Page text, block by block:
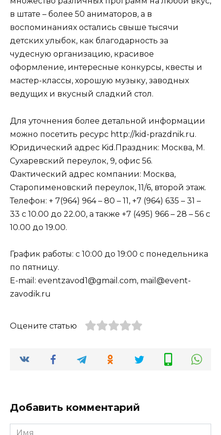
в штате – более 50 аниматоров, а в
воспоминаниях остались свыше тысячи
детских улыбок, как благодарность за
чудесную организацию, красивое
оформление, интересные конкурсы, квесты и
мастер-классы, хорошую музыку, заводных
ведущих и вкусный сладкий стол.
Для уточнения более детальной информации
можно посетить ресурс http://kid-prazdnik.ru.
Юридический адрес Kid.Праздник: Москва, М.
Сухаревский переулок, 9, офис 56.
Фактический адрес компании: Москва,
Старопименовский переулок, 11/6, второй этаж.
Телефон: + 7(964) 964 – 80 – 11, +7 (964) 635 – 31 –
33 с 10.00 до 22.00, а также +7 (495) 966 – 28 – 56 с
10.00 до 19.00.
График работы: с 10:00 до 19:00 с понедельника
по пятницу.
E-mail: eventzavod1@gmail.com, mail@event-
zavodik.ru
Оцените статью
Добавить комментарий
Имя